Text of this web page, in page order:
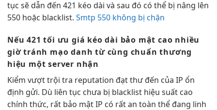
tục sẽ dẫn đến 421 kéo dài và sau đó có thể bị nâng lên
550 hoặc blacklist. Smtp 550 không bị chặn
Nếu 421tối ưu giá kéo dài bảo mật cao nhiều
giờtránh mạo danh từ cùng chuẩn thương
hiệu một server nhận
Kiểm vượt trội tra reputation đạt thư đến của IP ổn
định gửi. Dù liên tục chưa bị blacklist hiệu suất cao
chính thức, rất bảo mậtIP có rất an toàn thể đang linh